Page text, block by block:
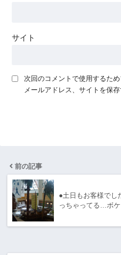
サイト
次回のコメントで使用するた
メールアドレス、サイトを保存
前の記事
●土日もお客様でし
っちゃってる…ボ